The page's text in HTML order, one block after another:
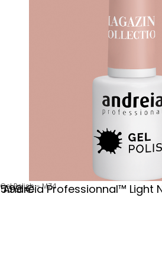
Gel Polish - MZ4
Andreia Professionnal™ Light
5.99 €